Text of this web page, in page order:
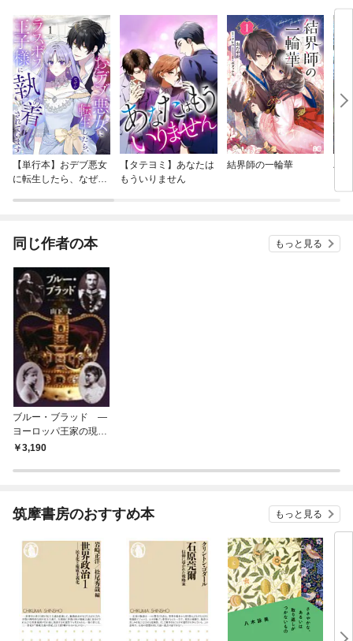
【単行本】おデブ悪女
に転生したら、なぜか
【タテヨミ】あなたは
もういりません
結界師の一輪華
バ
今
同じ作者の本 もっと見る
ブルー・ブラッド ―
ヨーロッパ王家の現代
史3,190
筑摩書房のおすすめ本 もっと見る